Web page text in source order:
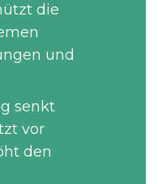
die
und
senkt
vor
den